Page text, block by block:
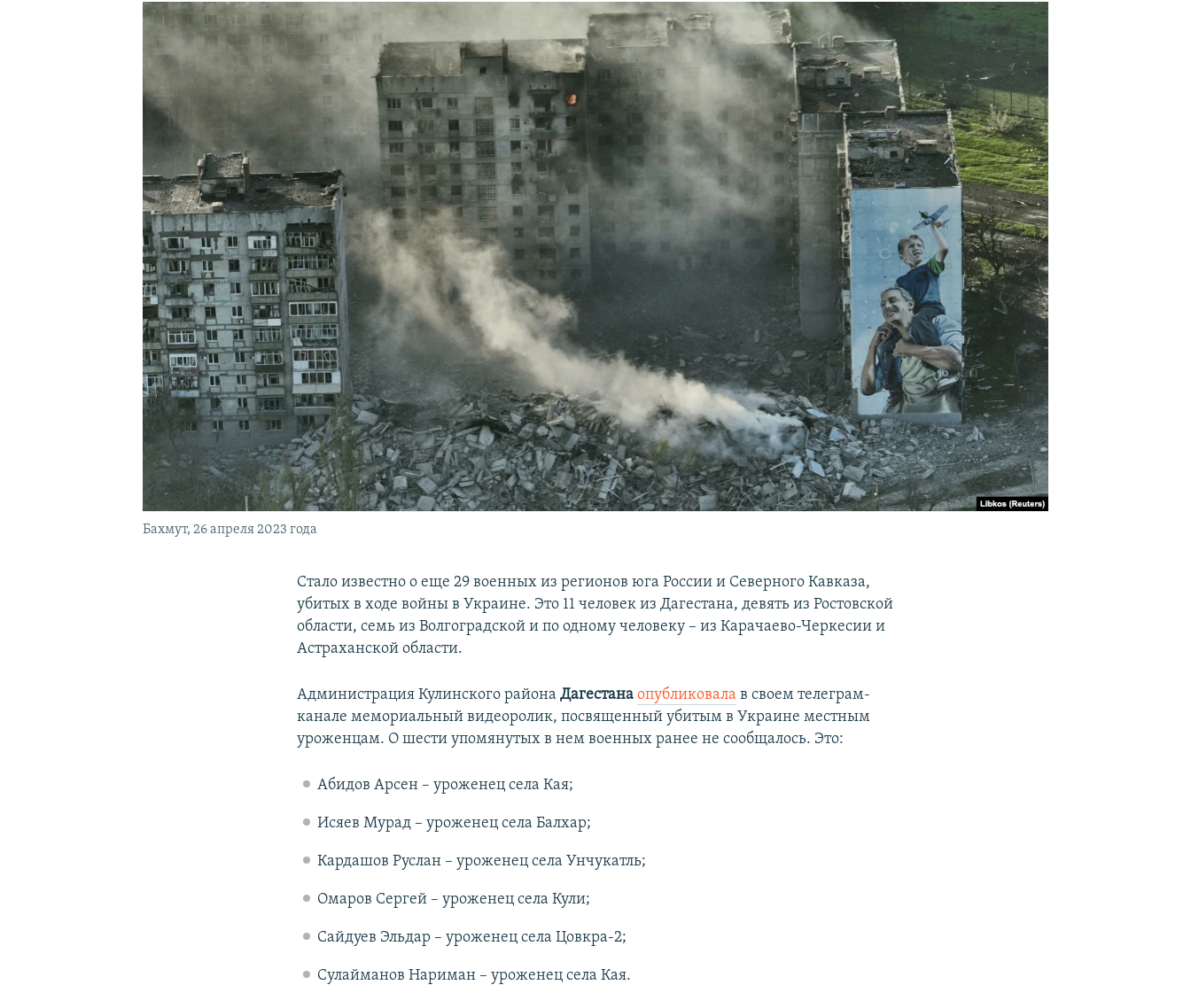
ПОДПИШИТЕСЬ НА РАССЫЛКУ
Бахмут, 26 апреля 2023 года
Cтало известно о еще 29 военных из регионов юга России и Северного Кавказа,
убитых в ходе войны в Украине. Это 11 человек из Дагестана, девять из Ростовской
области, семь из Волгоградской и по одному человеку – из Карачаево-Черкесии и
Астраханской области.
Администрация Кулинского районаДагестана опубликовала в своем телеграм-
канале мемориальный видеоролик, посвященный убитым в Украине местным
уроженцам. О шести упомянутых в нем военных ранее не сообщалось. Это:
Абидов Арсен – уроженец села Кая;
Исяев Мурад – уроженец села Балхар;
Кардашов Руслан – уроженец села Унчукатль;
Омаров Сергей – уроженец села Кули;
Сайдуев Эльдар – уроженец села Цовкра-2;
Сулайманов Нариман – уроженец села Кая.